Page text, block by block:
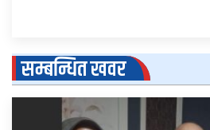
सम्बन्धित खवर